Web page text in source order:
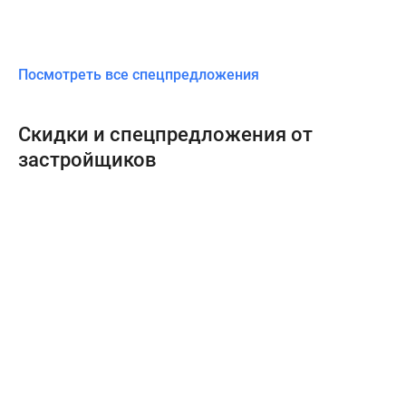
Посмотреть все спецпредложения
Скидки и спецпредложения от
застройщиков